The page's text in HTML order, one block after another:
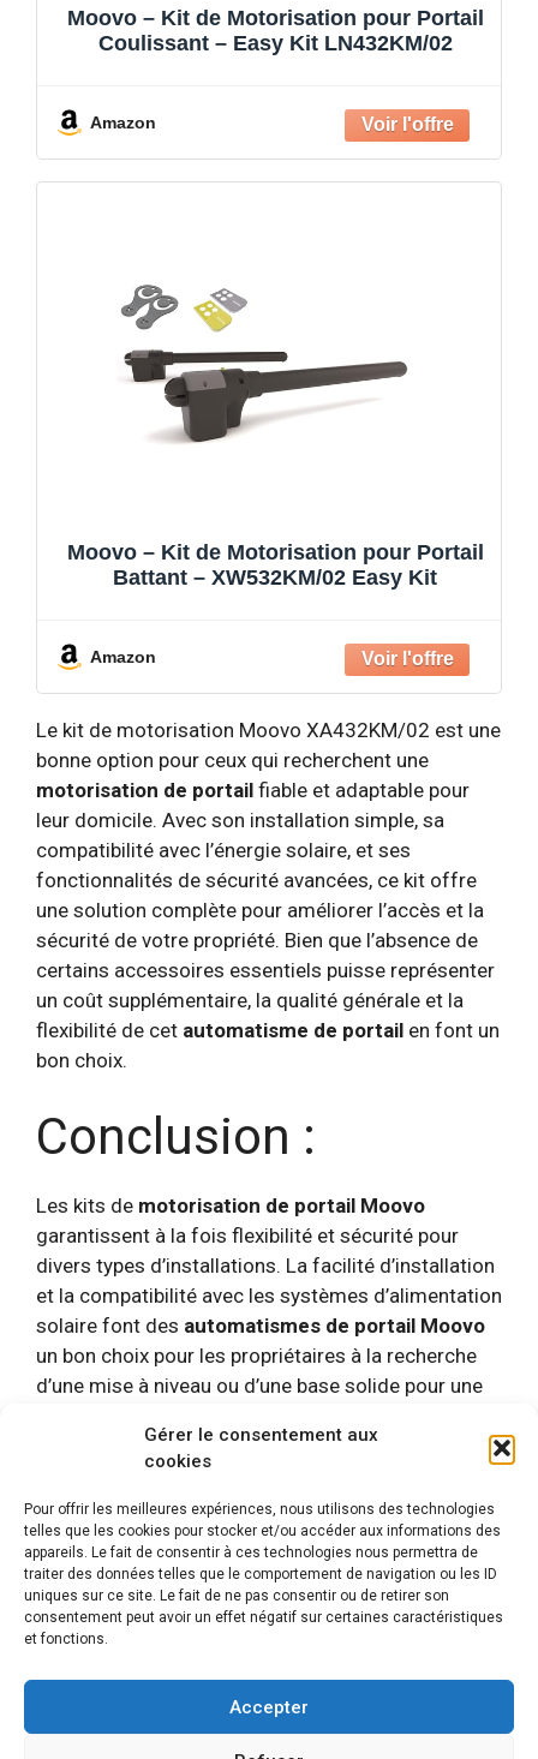
Gérer le consentement aux
cookies
Pour offrir les meilleures expériences, nous utilisons des technologies
telles que les cookies pour stocker et/ou accéder aux informations des
appareils. Le fait de consentir à ces technologies nous permettra de
traiter des données telles que le comportement de navigation ou les ID
uniques sur ce site. Le fait de ne pas consentir ou de retirer son
consentement peut avoir un effet négatif sur certaines caractéristiques
et fonctions.
Accepter
Moovo – Kit de Motorisation pour Portail
Coulissant – Easy Kit LN432KM/02
Amazon
Moovo – Kit de Motorisation pour Portail
Battant – XW532KM/02 Easy Kit
Amazon
Le kit de motorisation Moovo XA432KM/02 est une
bonne option pour ceux qui recherchent une
motorisation de portail fiable et adaptable pour
leur domicile. Avec son installation simple, sa
compatibilité avec l’énergie solaire, et ses
fonctionnalités de sécurité avancées, ce kit offre
une solution complète pour améliorer l’accès et la
sécurité de votre propriété. Bien que l’absence de
certains accessoires essentiels puisse représenter
un coût supplémentaire, la qualité générale et la
flexibilité de cet automatisme de portail en font un
bon choix.
Conclusion :
Les kits de motorisation de portail Moovo
garantissent à la fois flexibilité et sécurité pour
divers types d’installations. La facilité d’installation
et la compatibilité avec les systèmes d’alimentation
solaire font des automatismes de portail Moovo
un bon choix pour les propriétaires à la recherche
d’une mise à niveau ou d’une base solide pour une
noter que les kits Moovo n’incluent pas les
éléments essentiels tels que les cellules
photovoltaïques ou la lampe clignotante, ce qui
nécessite des acquisitions complémentaires.
En tant que Partenaire Amazon, je réalise un bénéfice sur
Notre site partenaire :Renouvelable Habitat